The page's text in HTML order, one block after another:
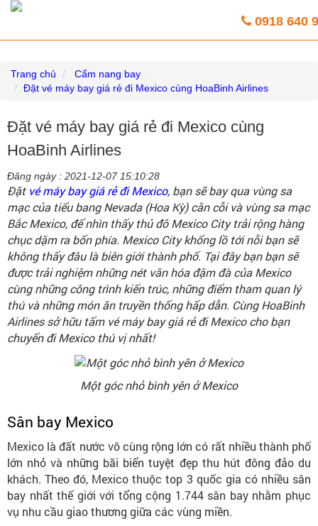
0918 640
Trang chủ
Cẩm nang bay
Đặt vé máy bay giá rẻ đi Mexico cùng HoaBinh Airlines
Đặt vé máy bay giá rẻ đi Mexico cùng
HoaBinh Airlines
Đăng ngày : 2021-12-07 15:10:28
Đặt vé máy bay giá rẻ đi Mexico, bạn sẽ bay qua vùng sa
mạc của tiểu bang Nevada (Hoa Kỳ) cằn cỗi và vùng sa mạc
Bắc Mexico, để nhìn thấy thủ đô Mexico City trải rộng hàng
chục dặm ra bốn phía. Mexico City khổng lồ tới nỗi bạn sẽ
không thấy đâu là biên giới thành phố. Tại đây bạn bạn sẽ
được trải nghiệm những nét văn hóa đậm đà của Mexico
cùng những công trình kiến trúc, những điểm tham quan lý
thú và những món ăn truyền thống hấp dẫn. Cùng HoaBinh
Airlines sở hữu tấm vé máy bay giá rẻ đi Mexico cho bạn
chuyến đi Mexico thú vị nhất!
Một góc nhỏ bình yên ở Mexico
Sân bay Mexico
Mexico là đất nước vô cùng rộng lớn có rất nhiều thành phố
lớn nhỏ và những bãi biển tuyệt đẹp thu hút đông đảo du
khách. Theo đó, Mexico thuộc top 3 quốc gia có nhiều sân
bay nhất thế giới với tổng cộng 1.744 sân bay nhằm phục
vụ nhu cầu giao thương giữa các vùng miền.